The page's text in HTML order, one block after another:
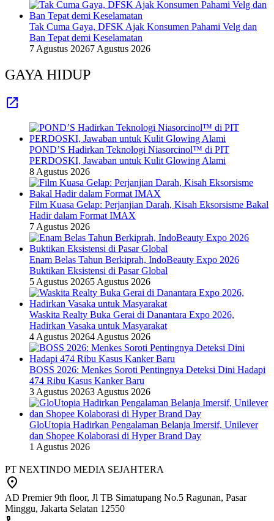
Tak Cuma Gaya, DFSK Ajak Konsumen Pahami Velg dan
Ban Tepat demi Keselamatan
7 Agustus 20267 Agustus 2026
GAYA HIDUP
POND’S Hadirkan Teknologi Niasorcinol™ di PIT
PERDOSKI, Jawaban untuk Kulit Glowing Alami
8 Agustus 2026
Film Kuasa Gelap: Perjanjian Darah, Kisah Eksorsisme Bakal
Hadir dalam Format IMAX
7 Agustus 2026
Enam Belas Tahun Berkiprah, IndoBeauty Expo 2026
Buktikan Eksistensi di Pasar Global
5 Agustus 20265 Agustus 2026
Waskita Realty Buka Gerai di Danantara Expo 2026,
Hadirkan Vasaka untuk Masyarakat
4 Agustus 20264 Agustus 2026
BOSS 2026: Menkes Soroti Pentingnya Deteksi Dini Hadapi
474 Ribu Kasus Kanker Baru
3 Agustus 20263 Agustus 2026
GloUtopia Hadirkan Pengalaman Belanja Imersif, Unilever
dan Shopee Kolaborasi di Hyper Brand Day
1 Agustus 2026
PT NEXTINDO MEDIA SEJAHTERA
AD Premier 9th floor, Jl TB Simatupang No.5 Ragunan, Pasar
Minggu, Jakarta Selatan 12550